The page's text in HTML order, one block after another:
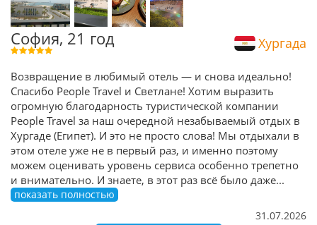
София, 21 год Хургада
Возвращение в любимый отель — и снова идеально!
Спасибо People Travel и Светлане! Хотим выразить
огромную благодарность туристической компании
People Travel за наш очередной незабываемый отдых в
Хургаде (Египет). И это не просто слова! Мы отдыхали в
этом отеле уже не в первый раз, и именно поэтому
можем оценивать уровень сервиса особенно трепетно
и внимательно. И знаете, в этот раз всё было даже...
показать полностью
31.07.2026